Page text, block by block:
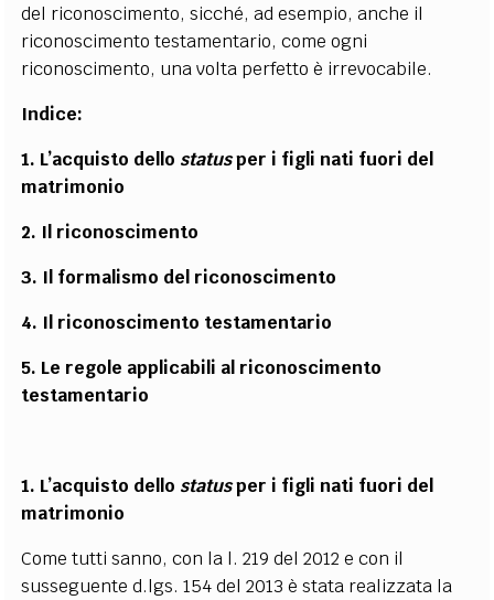
del riconoscimento, sicché, ad esempio, anche il
riconoscimento testamentario, come ogni
riconoscimento, una volta perfetto è irrevocabile.
Indice:
1. L’acquisto dello statusper i figli nati fuori del
matrimonio
2. Il riconoscimento
3. Il formalismo del riconoscimento
4. Il riconoscimento testamentario
5. Le regole applicabili al riconoscimento
testamentario
1. L’acquisto dello statusper i figli nati fuori del
matrimonio
Come tutti sanno, con la l. 219 del 2012 e con il
susseguente d.lgs. 154 del 2013 è stata realizzata la